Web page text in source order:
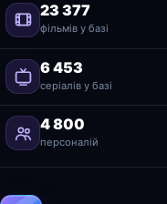
23 377
фільмів у базі
6 453
серіалів у базі
4 800
персоналій